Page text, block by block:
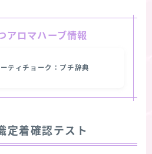
アロマハーブ情報
ーティチョーク：プチ辞典
定着確認テスト